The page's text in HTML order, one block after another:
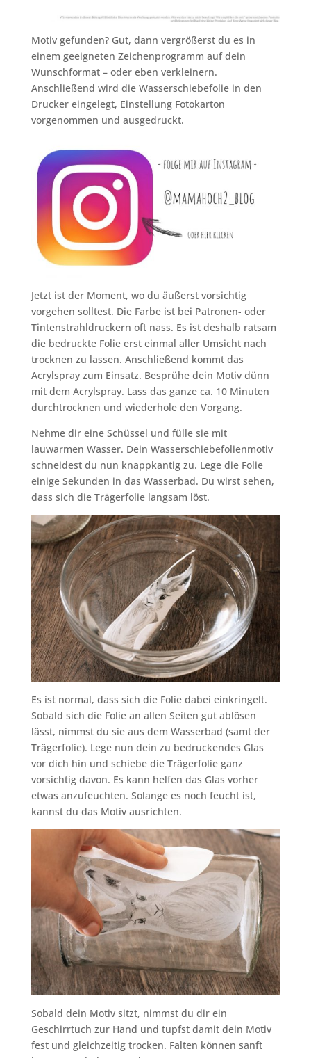
Motiv gefunden? Gut, dann vergrößerst du es in
einem geeigneten Zeichenprogramm auf dein
Wunschformat – oder eben verkleinern.
Anschließend wird die Wasserschiebefolie in den
Drucker eingelegt, Einstellung Fotokarton
vorgenommen und ausgedruckt.
Jetzt ist der Moment, wo du äußerst vorsichtig
vorgehen solltest. Die Farbe ist bei Patronen- oder
Tintenstrahldruckern oft nass. Es ist deshalb ratsam
die bedruckte Folie erst einmal aller Umsicht nach
trocknen zu lassen. Anschließend kommt das
Acrylspray zum Einsatz. Besprühe dein Motiv dünn
mit dem Acrylspray. Lass das ganze ca. 10 Minuten
durchtrocknen und wiederhole den Vorgang.
Nehme dir eine Schüssel und fülle sie mit
lauwarmen Wasser. Dein Wasserschiebefolienmotiv
schneidest du nun knappkantig zu. Lege die Folie
einige Sekunden in das Wasserbad. Du wirst sehen,
dass sich die Trägerfolie langsam löst.
Es ist normal, dass sich die Folie dabei einkringelt.
Sobald sich die Folie an allen Seiten gut ablösen
lässt, nimmst du sie aus dem Wasserbad (samt der
Trägerfolie). Lege nun dein zu bedruckendes Glas
vor dich hin und schiebe die Trägerfolie ganz
vorsichtig davon. Es kann helfen das Glas vorher
etwas anzufeuchten. Solange es noch feucht ist,
kannst du das Motiv ausrichten.
Sobald dein Motiv sitzt, nimmst du dir ein
Geschirrtuch zur Hand und tupfst damit dein Motiv
fest und gleichzeitig trocken. Falten können sanft